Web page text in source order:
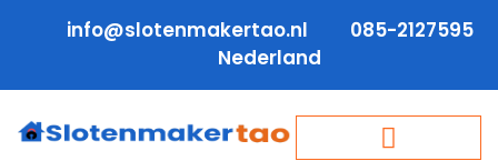
info@slotenmakertao.nl
085-2127595
Nederland